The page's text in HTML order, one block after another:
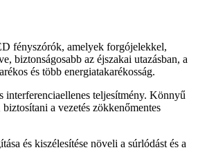
fényszórók, amelyek forgójelekkel,
biztonságosabb az éjszakai utazásban, a
és több energiatakarékosság.
interferenciaellenes teljesítmény. Könnyű
a vezetés zökkenőmentes
és kiszélesítése növeli a súrlódást és a